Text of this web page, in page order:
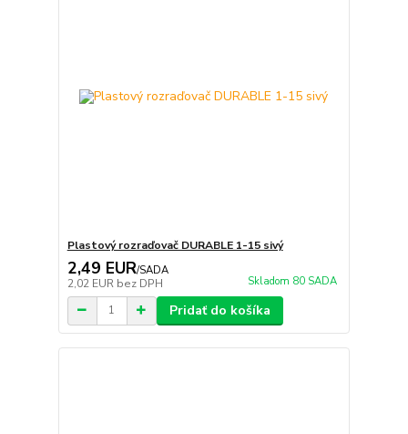
Plastový rozraďovač DURABLE 1-15 sivý
2,49 EUR/SADA
2,02 EUR bez DPH Skladom 80 SADA
Pridať do košíka